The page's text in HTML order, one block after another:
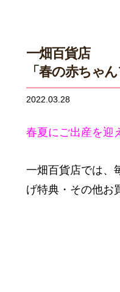
一畑百貨店
「春の赤ちゃ
2022.03.28
春夏にご出産を迎
一畑百貨店では、
げ特典・その他お